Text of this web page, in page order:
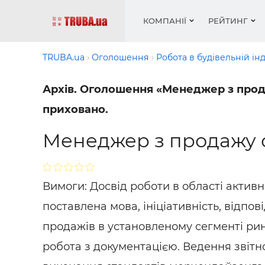
КОМПАНІЇ РЕЙТИНГ
Холод,
Робота
—
TRUBA.ua Оголошення Робота в будівельній
Архів. Оголошення «Менеджер з
приховано.
Менеджер з продажу
Вимоги: Досвід роботи в області
поставлена ​​мова, ініціативність,
продажів в установленому сегменті
робота з документацією. Ведення